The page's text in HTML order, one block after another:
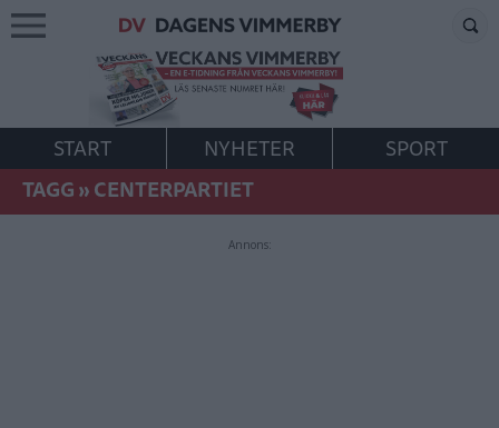
START NYHETER
SPORT
TAGG»CENTERPARTIET
Annons: